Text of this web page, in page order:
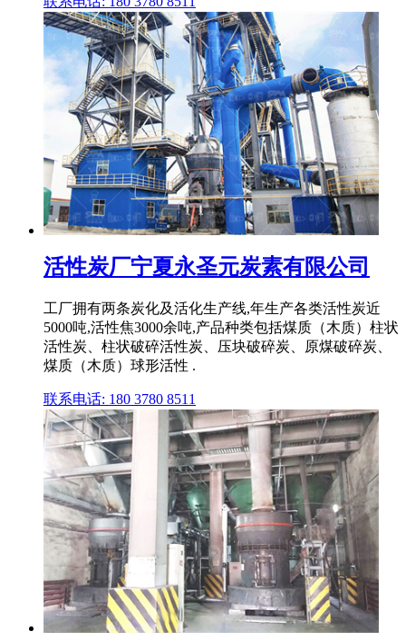
活性炭厂宁夏永圣元炭素有限公司
工厂拥有两条炭化及活化生产线,年生产各类活性炭近
5000吨,活性焦3000余吨,产品种类包括煤质（木质）柱状
活性炭、柱状破碎活性炭、压块破碎炭、原煤破碎炭、
煤质（木质）球形活性 .
联系电话: 180 3780 8511